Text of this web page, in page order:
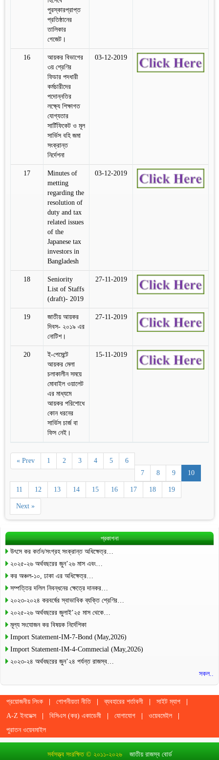
পুরস্কারপ্রাপ্ত
প্রতিষ্ঠানের
তালিকার
গেজেট।
16
আয়কর বিভাগের
৩য় শ্রেণির
ফিডার পদধারী
কর্মচারীদের
পদোন্নতির
লক্ষ্যে শিক্ষাগত
যোগ্যতার
সার্টিফিকেট ও মূল
সার্ভিস বহি জমা
সংক্রান্ত
নির্দেশনা
03-12-2019
17
Minutes of
metting
regarding the
resolution of
duty and tax
related issues
of the
Japanese tax
investors in
Bangladesh
03-12-2019
18
Seniority
List of Staffs
(draft)- 2019
27-11-2019
19
জাতীয় আয়কর
দিবস- ২০১৯ এর
নোটিশ।
27-11-2019
20
ই-পেমেন্টে
আয়কর মেলা
চলাকালীন সময়ে
মোবাইল ওয়ালেট
এর মাধ্যমে
আয়কর পরিশোধে
কোন ধরনের
সার্ভিস চার্জ বা
ফিস নেই।
15-11-2019
« Prev 1 2 3 4 5
6
7
8 9 10
11 12 13 14 15 16 17 18 19
Next »
প্রকাশনা
উৎসে কর কর্তন/সংগ্রহ সংক্রান্ত অধিক্ষেত্র…
২০২৫-২৬ অর্থবছরের জুন’২৬ মাস এবং…
কর অঞ্চল-১০, ঢাকা এর অধিক্ষেত্র…
সম্পত্তির দলিল নিবন্ধনের ক্ষেত্রে দানকর…
২০২৩-২০২৪ করবর্ষের স্বাভাবিক ব্যক্তি শ্রেণির…
২০২৫-২৬ অর্থবছরের জুলাই’২৫ মাস থেকে…
মূল্য সংযোজন কর বিষয়ক নির্দেশিকা
Import Statement-IM-7-Bond (May,2026)
Import Statement-IM-4-Commecial (May,2026)
২০২৩-২৪ অর্থবছরের জুন’২৪ পর্যন্ত রাজস্ব…
সকল..
প্রয়োজনীয় লিংক গোপনীয়তা নীতি ব্যবহারের শর্তাবলী
সাইট ম্যাপ
A-Z ইনডেক্স
বিসিএস (কর) একাডেমী যোগাযোগ
ওয়েবমেইল
পুরাতন ওয়েবমাইল
সর্বসত্ত্ব সংরক্ষিত © ২০১১-২০২৬ জাতীয় রাজস্ব বোর্ড